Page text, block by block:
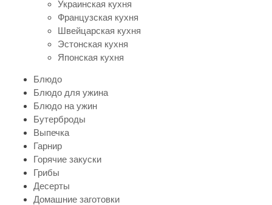
Украинская кухня
Французская кухня
Швейцарская кухня
Эстонская кухня
Японская кухня
Блюдо
Блюдо для ужина
Блюдо на ужин
Бутерброды
Выпечка
Гарнир
Горячие закуски
Грибы
Десерты
Домашние заготовки